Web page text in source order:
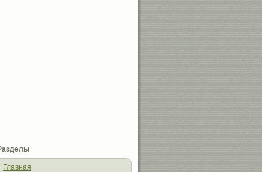
Главная